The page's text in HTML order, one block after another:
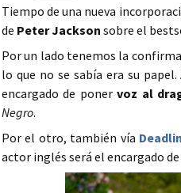
Tiempo de una nueva
de Peter Jackson sobre el
Por un lado tenemos la
lo que no se sabía era su
encargado de ponervoz al
Negro.
Por el otro, también vía
actor inglés será el encargado de